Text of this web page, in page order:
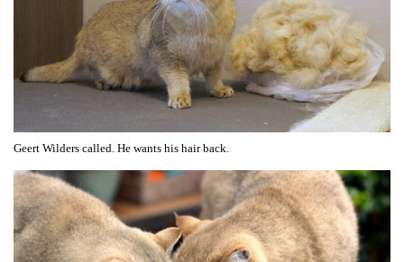
Geert Wilders called. He wants his hair back.